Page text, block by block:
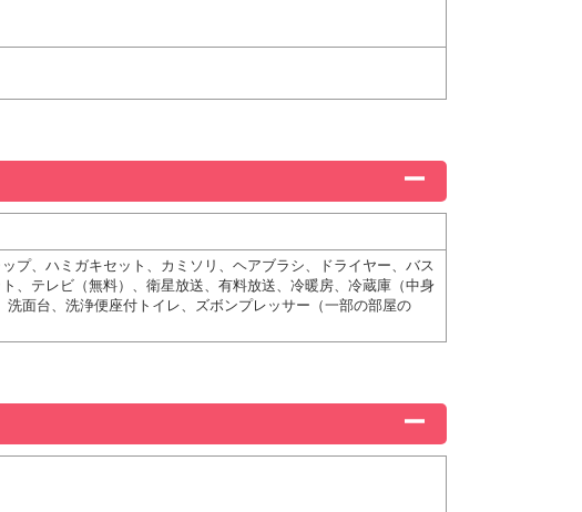
プ、ハミガキセット、カミソリ、ヘアブラシ、ドライヤー、バス
、テレビ（無料）、衛星放送、有料放送、冷暖房、冷蔵庫（中身
面台、洗浄便座付トイレ、ズボンプレッサー（一部の部屋の